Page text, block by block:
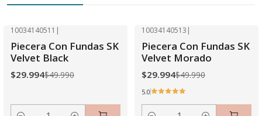
10034140511 |
Piecera Con Fundas SK
Velvet Black
$29.994$49.990
10034140513 |
Piecera Con Fundas SK
Velvet Morado
$29.994$49.990
5.0